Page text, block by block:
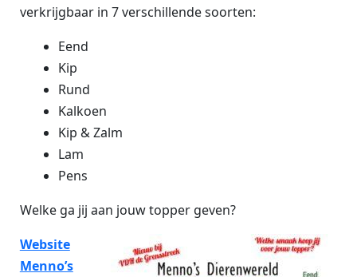
verkrijgbaar in 7 verschillende soorten:
Eend
Kip
Rund
Kalkoen
Kip & Zalm
Lam
Pens
Welke ga jij aan jouw topper geven?
Website
Menno’s